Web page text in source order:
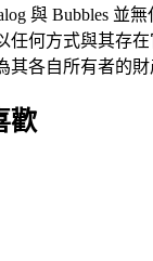
與 Bubbles 並
任何方式與其存
其各自所有者的財
歡